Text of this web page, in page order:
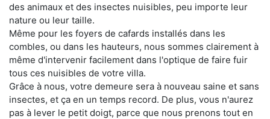
des animaux et des insectes nuisibles, peu importe leur
nature ou leur taille.
Même pour les foyers de cafards installés dans les
combles, ou dans les hauteurs, nous sommes clairement à
même d'intervenir facilement dans l'optique de faire fuir
tous ces nuisibles de votre villa.
Grâce à nous, votre demeure sera à nouveau saine et sans
insectes, et ça en un temps record. De plus, vous n'aurez
pas à lever le petit doigt, parce que nous prenons tout en